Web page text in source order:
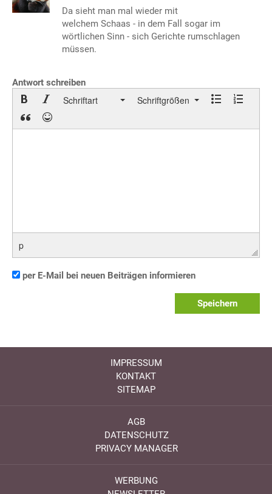
Da sieht man mal wieder mit
welchem Schaas - in dem Fall sogar im
wörtlichen Sinn - sich Gerichte rumschlagen
müssen.
Antwort schreiben
Schriftart Schriftgrößen
p
per E-Mail bei neuen Beiträgen informieren
Speichern
IMPRESSUM
KONTAKT
SITEMAP
AGB
DATENSCHUTZ
PRIVACY MANAGER
WERBUNG